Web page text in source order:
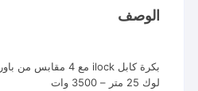
3500
وات
الوصف
بكرة كابل ilock مع 4 مقابس من باور
لوك 25 متر – 3500 وات